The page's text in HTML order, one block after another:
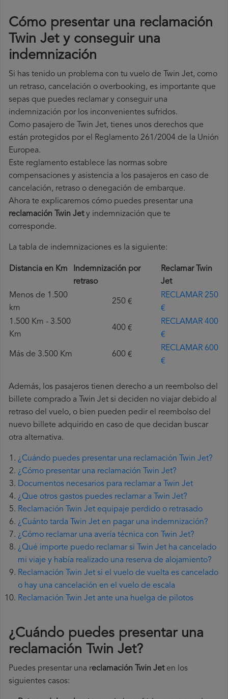
Cómo presentar una reclamación
Twin Jet y conseguir una
indemnización
Si has tenido un problema con tu vuelo de Twin Jet, como
un retraso, cancelación o overbooking, es importante que
sepas que puedes reclamar y conseguir una
indemnización por los inconvenientes sufridos.
Como pasajero de Twin Jet, tienes unos derechos que
están protegidos por el Reglamento 261/2004 de la Unión
Europea.
Este reglamento establece las normas sobre
compensaciones y asistencia a los pasajeros en caso de
cancelación, retraso o denegación de embarque.
Ahora te explicaremos cómo puedes presentar una
reclamación Twin Jety indemnización que te
corresponde.
La tabla de indemnizaciones es la siguiente:
Distancia en Km
Indemnización por
retraso
Reclamar Twin
Jet
Menos de 1.500
km
250 €
RECLAMAR 250
€
1.500 Km - 3.500
Km
400 €
RECLAMAR 400
€
Más de 3.500 Km 600 €
RECLAMAR 600
€
Además, los pasajeros tienen derecho a un reembolso del
billete comprado a Twin Jet si deciden no viajar debido al
retraso del vuelo, o bien pueden pedir el reembolso del
nuevo billete adquirido en caso de que decidan buscar
otra alternativa.
¿Cuándo puedes presentar una reclamación Twin Jet?
¿Cómo presentar una reclamación Twin Jet?
Documentos necesarios para reclamar a Twin Jet
¿Que otros gastos puedes reclamar a Twin Jet?
Reclamación Twin Jet equipaje perdido o retrasado
¿Cuánto tarda Twin Jet en pagar una indemnización?
¿Cómo reclamar una avería técnica con Twin Jet?
¿Qué importe puedo reclamar si Twin Jet ha cancelado
mi viaje y había realizado una reserva de alojamiento?
Reclamación Twin Jet si el vuelo de vuelta es cancelado
o hay una cancelación en el vuelo de escala
Reclamación Twin Jet ante una huelga de pilotos
¿Cuándo puedes presentar una
reclamación Twin Jet?
Puedes presentar una reclamación Twin Jeten los
siguientes casos: